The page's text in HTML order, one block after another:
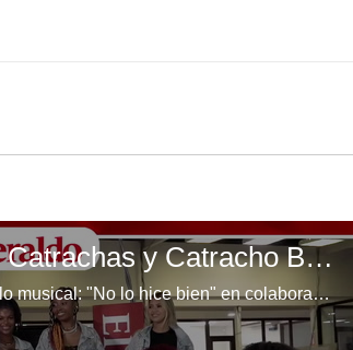
¡Entrevista Exclusiva! Las Catrachas y Catracho Boyz lanzan su tema "No lo hice bien"
Las Catrachas presentan su nuevo sencillo musical: "No lo hice bien" en colaboración con Catracho Boyz